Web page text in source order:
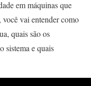
em máquinas que
você vai entender como
quais são os
sistema e quais